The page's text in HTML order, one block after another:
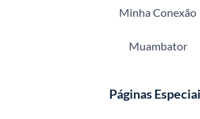
Minha Conexão
Muambator
Páginas